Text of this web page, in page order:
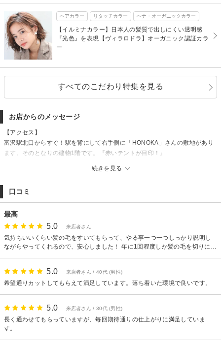
ヘアカラー リタッチカラー ヘナ・オーガニックカラー
【イルミナカラー】日本人の髪質で出しにくい透明感
『光色』を表現【ヴィラロドラ】オーガニック認証カラ
ー
すべてのこだわり特集を見る
お店からのメッセージ
続きを見る
【アクセス】
富沢駅北口からすぐ！駅を背にして右手側に「HONOKA」さんの敷地があり
ます。そのとなりの建物1階です。『赤いテントが目印！』
お店の正面２台(A・B)と、富沢駅隣接のTimesコインパーキング（富沢駅前第
【注※】
敷地内のC,Dは当店契約駐車場ではありません。お停めにならない様お願い申
し上げます。
口コミ
最高
5.0 来店者さん
気持ちいいくらい髪の毛をすいてもらって、やる事一つ一つしっかり説明し
ながらやってくれるので、安心しました！ 年に1回程度しか髪の毛を切りに行
5.0 来店者さん / 40代 (男性)
希望通りカットしてもらえて満足しています。落ち着いた環境で良いです。
5.0 来店者さん / 30代 (男性)
長く通わせてもらっていますが、毎回期待通りの仕上がりに満足していま
す。